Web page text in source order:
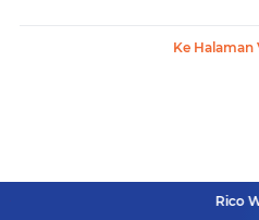
Ke Halaman
Rico Waas